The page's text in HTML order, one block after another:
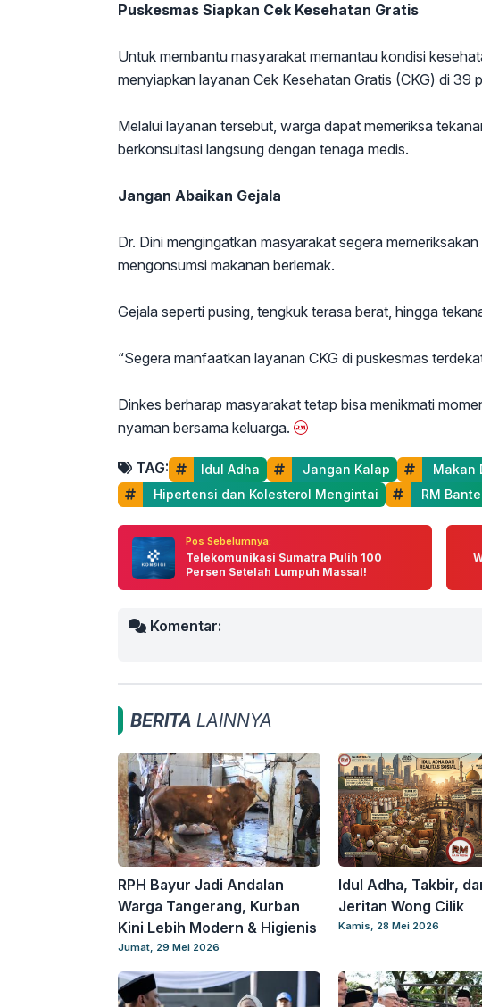
Puskesmas Siapkan Cek Kesehatan Gratis
Untuk membantu masyarakat memantau kondisi
menyiapkan layanan Cek Kesehatan Gratis (CKG) di 39
Melalui layanan tersebut, warga dapat memeriksa
berkonsultasi langsung dengan tenaga medis.
Jangan Abaikan Gejala
Dr. Dini mengingatkan masyarakat segera
mengonsumsi makanan berlemak.
Gejala seperti pusing, tengkuk terasa berat, hingga
“Segera manfaatkan layanan CKG di puskesmas
Dinkes berharap masyarakat tetap bisa menikmati
nyaman bersama keluarga.
TAG: Idul Adha Jangan Kalap
Makan
Hipertensi dan Kolesterol Mengintai
RM
Pos Sebelumnya:
Telekomunikasi Sumatra Pulih 100
Persen Setelah Lumpuh Massal!
Komentar:
BERITA LAINNYA
RPH Bayur Jadi Andalan
Warga Tangerang, Kurban
Kini Lebih Modern & Higienis
Jumat, 29 Mei 2026
Idul Adha, Takbir,
Jeritan Wong Cilik
Kamis, 28 Mei 2026